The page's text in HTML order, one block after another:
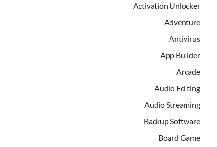
Activation Unlocker
Adventure
Antivirus
App Builder
Arcade
Audio Editing
Audio Streaming
Backup Software
Board Game